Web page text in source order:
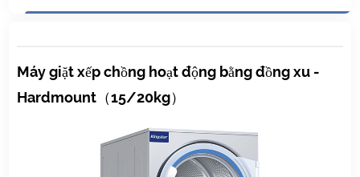
Máy giặt xếp chồng hoạt động bằng đồng xu -
Hardmount（15/20kg）